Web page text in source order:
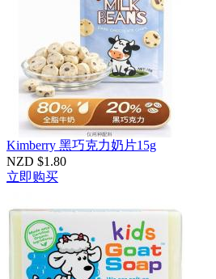
Kimberry 黑巧克力奶片15g
NZD $1.80
立即购买